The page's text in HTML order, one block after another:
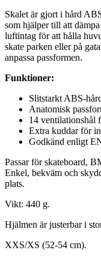
Skalet är gjort i hård
som hjälper till att
luftintag för att hålla
skate parken eller på
anpassa passformen.
Funktioner:
Slitstarkt ABS-
Anatomisk
14 ventilationshål
Extra kuddar för
Godkänd enligt
Passar för skateboard,
Enkel, bekväm och
plats.
Vikt: 440 g.
Hjälmen är justerbar i
XXS/XS (52-54 cm).